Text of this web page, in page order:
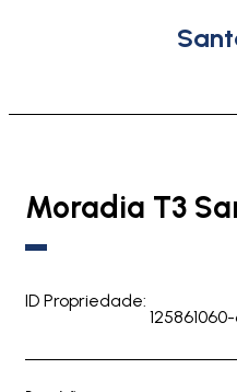
Moradia T3
ID Propriedade: